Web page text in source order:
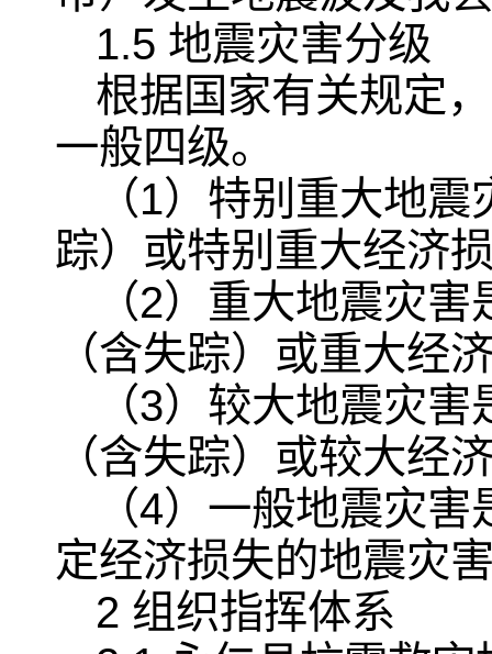
1.5 地震灾害分级
根据国家有关规定
一般四级。
（1）特别重大地
踪）或特别重大经济
（2）重大地震灾
（含失踪）或重大经
（3）较大地震灾
（含失踪）或较大经
（4）一般地震灾
定经济损失的地震灾
2 组织指挥体系